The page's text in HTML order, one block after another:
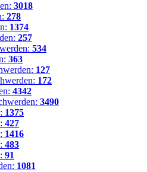
3018
278
1374
257
534
363
127
172
4342
3490
1375
427
1416
483
91
1081